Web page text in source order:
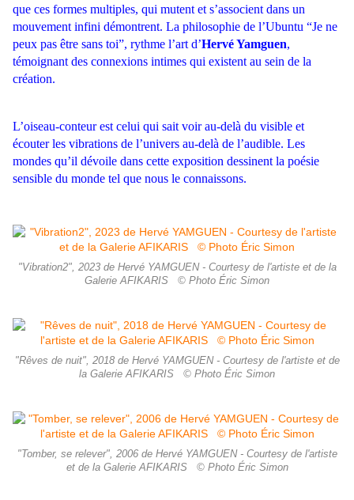
que ces formes multiples, qui mutent et s’associent dans un
mouvement infini démontrent. La philosophie de l’Ubuntu “Je ne
peux pas être sans toi”, rythme l’art d’Hervé Yamguen,
témoignant des connexions intimes qui existent au sein de la
création.
L’oiseau-conteur est celui qui sait voir au-delà du visible et
écouter les vibrations de l’univers au-delà de l’audible. Les
mondes qu’il dévoile dans cette exposition dessinent la poésie
sensible du monde tel que nous le connaissons.
"Vibration2", 2023 de Hervé YAMGUEN - Courtesy de l'artiste et de la
Galerie AFIKARIS © Photo Éric Simon
"Rêves de nuit", 2018 de Hervé YAMGUEN - Courtesy de l'artiste et de
la Galerie AFIKARIS © Photo Éric Simon
"Tomber, se relever", 2006 de Hervé YAMGUEN - Courtesy de l'artiste
et de la Galerie AFIKARIS © Photo Éric Simon